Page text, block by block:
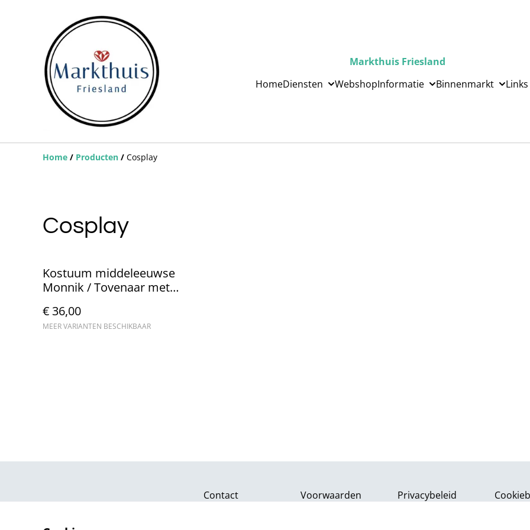
Markthuis Friesland
HomeDiensten WebshopInformatie Binnenmarkt Links
Home / Producten / Cosplay
Cosplay
Kostuum middeleeuwse
Monnik / Tovenaar met
€ 36,00
MEER VARIANTEN BESCHIKBAAR
Contact Voorwaarden Privacybeleid